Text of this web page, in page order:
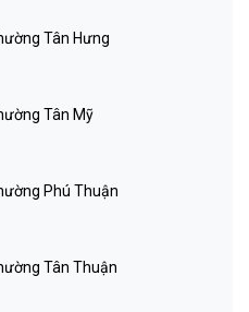
Tân Hưng
Tân Mỹ
Phú Thuận
Tân Thuận